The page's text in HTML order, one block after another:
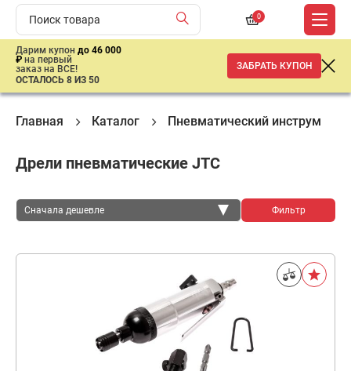
0
Дарим купон до 46 000
₽ на первый
заказ на ВСЕ!
ОСТАЛОСЬ 8 ИЗ 50
ЗАБРАТЬ КУПОН
Главная Каталог Пневматический инструмент
Дрели пневматические JTC
Сначала дешевле Фильтр